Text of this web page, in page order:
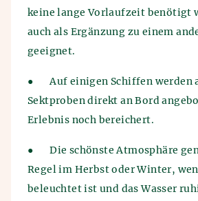
keine lange Vorlaufzeit benötigt
auch als Ergänzung zu einem
geeignet.
●
Auf einigen Schiffen werden
Sektproben direkt an Bord
Erlebnis noch bereichert.
●
Die schönste Atmosphäre
Regel im Herbst oder Winter,
beleuchtet ist und das Wasser